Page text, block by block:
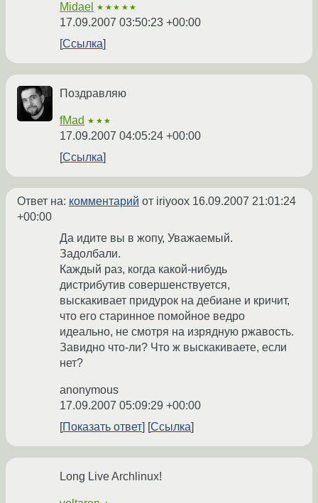
Midael ★★★★★
17.09.2007 03:50:23 +00:00
Ссылка
Поздравляю
fMad ★★★
17.09.2007 04:05:24 +00:00
Ссылка
Ответ на: комментарий от iriyoox 16.09.2007 21:01:24
+00:00
Да идите вы в жопу, Уважаемый.
Задолбали.
Каждый раз, когда какой-нибудь
дистрибутив совершенствуется,
выскакивает придурок на дебиане и кричит,
что его старинное помойное ведро
идеально, не смотря на изрядную ржавость.
Завидно что-ли? Что ж выскакиваете, если
нет?
anonymous
17.09.2007 05:09:29 +00:00
Показать ответ
Ссылка
Long Live Archlinux!